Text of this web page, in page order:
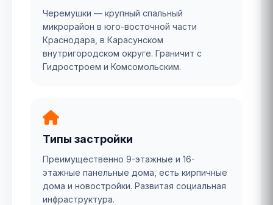
Черемушки — крупный спальный
микрорайон в юго-восточной части
Краснодара, в Карасунском
внутригородском округе. Граничит с
Гидростроем и Комсомольским.
Типы застройки
Преимущественно 9-этажные и 16-
этажные панельные дома, есть кирпичные
дома и новостройки. Развитая социальная
инфраструктура.